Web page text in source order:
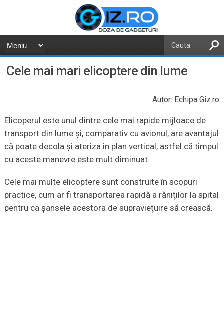
Cele mai mari elicoptere din lume
Autor: Echipa Giz.ro
Elicoperul este unul dintre cele mai rapide mijloace de
transport din lume şi, comparativ cu avionul, are avantajul
că poate decola şi ateriza în plan vertical, astfel că timpul
cu aceste manevre este mult diminuat.
Cele mai multe elicoptere sunt construite în scopuri
practice, cum ar fi transportarea rapidă a răniţilor la spital
pentru ca şansele acestora de supravieţuire să crească.